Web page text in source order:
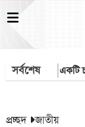
সর্বশেষ
করতে একটি চক্র
প্রচ্ছদ জাতীয়